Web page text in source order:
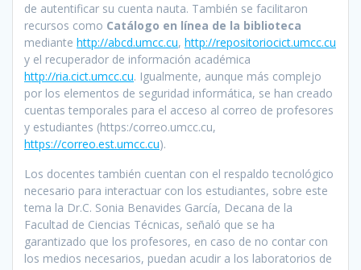
de autentificar su cuenta nauta. También se facilitaron
recursos como Catálogo en línea de la biblioteca
mediante http://abcd.umcc.cu, http://repositoriocict.umcc.cu
y el recuperador de información académica
http://ria.cict.umcc.cu. Igualmente, aunque más complejo
por los elementos de seguridad informática, se han creado
cuentas temporales para el acceso al correo de profesores
y estudiantes (https:/correo.umcc.cu,
https://correo.est.umcc.cu).
Los docentes también cuentan con el respaldo tecnológico
necesario para interactuar con los estudiantes, sobre este
tema la Dr.C. Sonia Benavides García, Decana de la
Facultad de Ciencias Técnicas, señaló que se ha
garantizado que los profesores, en caso de no contar con
los medios necesarios, puedan acudir a los laboratorios de